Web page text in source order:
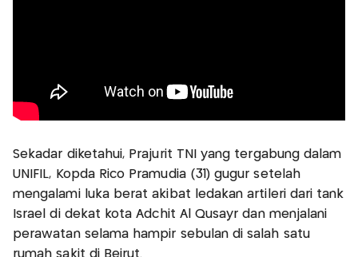
Sekadar diketahui, Prajurit TNI yang tergabung dalam
UNIFIL, Kopda Rico Pramudia (31) gugur setelah
mengalami luka berat akibat ledakan artileri dari tank
Israel di dekat kota Adchit Al Qusayr dan menjalani
perawatan selama hampir sebulan di salah satu
rumah sakit di Beirut.